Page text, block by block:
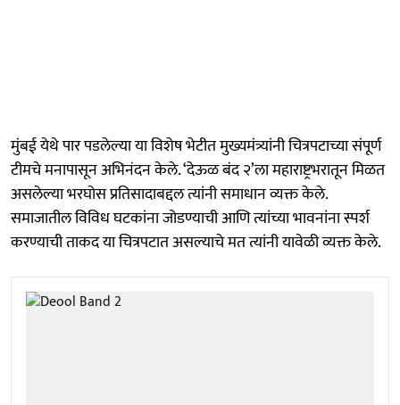
मुंबई येथे पार पडलेल्या या विशेष भेटीत मुख्यमंत्र्यांनी चित्रपटाच्या संपूर्ण
टीमचे मनापासून अभिनंदन केले. ‘देऊळ बंद २’ला महाराष्ट्रभरातून मिळत
असलेल्या भरघोस प्रतिसादाबद्दल त्यांनी समाधान व्यक्त केले.
समाजातील विविध घटकांना जोडण्याची आणि त्यांच्या भावनांना स्पर्श
करण्याची ताकद या चित्रपटात असल्याचे मत त्यांनी यावेळी व्यक्त केले.